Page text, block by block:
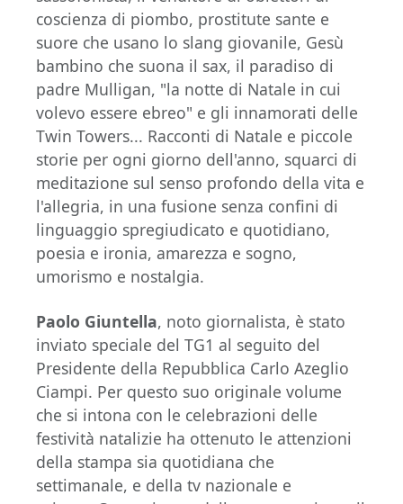
coscienza di piombo, prostitute sante e
suore che usano lo slang giovanile, Gesù
bambino che suona il sax, il paradiso di
padre Mulligan, "la notte di Natale in cui
volevo essere ebreo" e gli innamorati delle
Twin Towers... Racconti di Natale e piccole
storie per ogni giorno dell'anno, squarci di
meditazione sul senso profondo della vita e
l'allegria, in una fusione senza confini di
linguaggio spregiudicato e quotidiano,
poesia e ironia, amarezza e sogno,
umorismo e nostalgia.
Paolo Giuntella, noto giornalista, è stato
inviato speciale del TG1 al seguito del
Presidente della Repubblica Carlo Azeglio
Ciampi. Per questo suo originale volume
che si intona con le celebrazioni delle
festività natalizie ha ottenuto le attenzioni
della stampa sia quotidiana che
settimanale, e della tv nazionale e